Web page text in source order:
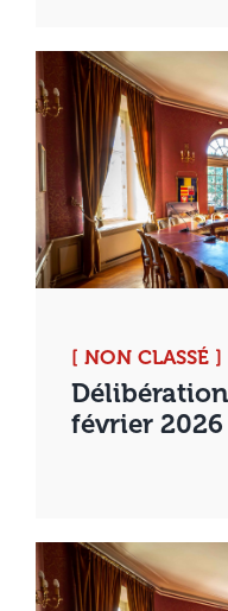
[ NON CLASSÉ ]
février 2026